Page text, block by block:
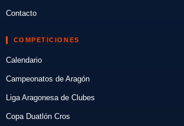
Contacto
COMPETICIONES
Calendario
Campeonatos de Aragón
Liga Aragonesa de Clubes
Copa Duatlón Cros